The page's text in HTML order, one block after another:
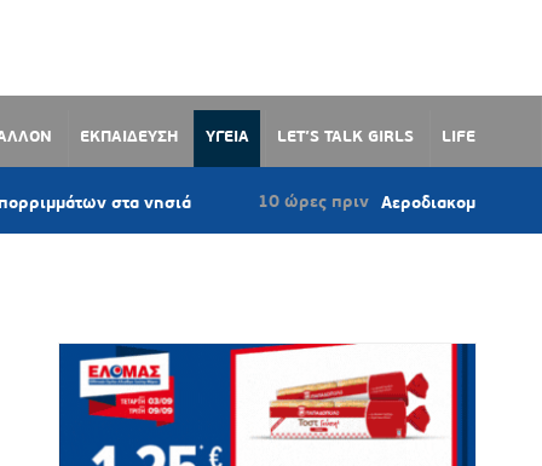
ΕΚΠΑΙΔΕΥΣΗ ΥΓΕΙΑ LET’S TALK GIRLS LIFE
νησιά 10 ώρες πριν Αεροδιακομιδές και